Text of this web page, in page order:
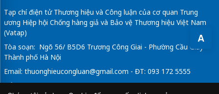
A
Tạp chí điện tử Thương hiệu và Công luận của cơ quan Trung
ương Hiệp hội Chống hàng giả và Bảo vệ Thương hiệu Việt Nam
(Vatap)
Tòa soạn: Ngõ 56/ B5D6 Trương Công Giai - Phường Cầu Giấy -
Thành phố Hà Nội
Email: thuonghieucongluan@gmail.com - ĐT: 093 172 5555
Tổng Biên Tập: Vũ Đức Thuận